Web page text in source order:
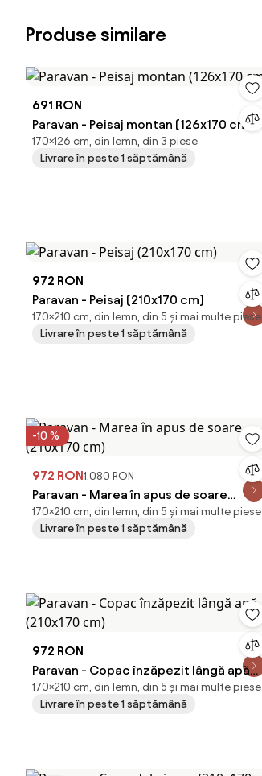
Produse similare
691 RON
Paravan - Peisaj montan (126x170 cm)
170×126 cm, din lemn, din 3 piese
Livrare în peste 1 săptămână
972 RON
Paravan - Peisaj (210x170 cm)
170×210 cm, din lemn, din 5 și mai multe piese
Livrare în peste 1 săptămână
-10 %
972 RON1.080 RON
Paravan - Marea în apus de soare
(210x170 cm)
170×210 cm, din lemn, din 5 și mai multe piese
Livrare în peste 1 săptămână
972 RON
Paravan - Copac înzăpezit lângă apă
(210x170 cm)
170×210 cm, din lemn, din 5 și mai multe piese
Livrare în peste 1 săptămână